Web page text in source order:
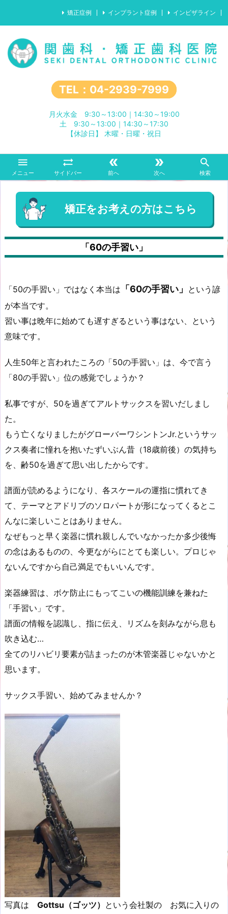
TEL：04-2939-7999
月火水金 9:30～13:00｜14:30～19:00
土 9:30～13:00｜14:30～17:30
【休診日】 木曜・日曜・祝日

メニュー

サイドバー

前へ

次へ

検索
矯正症例 インプラント症例 インビザライン
矯正をお考えの方はこちら
「60の手習い」
「50の手習い」ではなく本当は 「60の手習い」 という諺
が本当です。
習い事は晩年に始めても遅すぎるという事はない、という
意味です。
人生50年と言われたころの「50の手習い」は、今で言う
「80の手習い」位の感覚でしょうか？
私事ですが、50を過ぎてアルトサックスを習いだしまし
た。
もう亡くなりましたがグローバーワシントンJr.というサッ
クス奏者に憧れを抱いたずいぶん昔（18歳前後）の気持ち
を、齢50を過ぎて思い出したからです。
譜面が読めるようになり、各スケールの運指に慣れてき
て、テーマとアドリブのソロパートが形になってくるとこ
んなに楽しいことはありません。
なぜもっと早く楽器に慣れ親しんでいなかったか多少後悔
の念はあるものの、今更ながらにとても楽しい。プロじゃ
ないんですから自己満足でもいいんです。
楽器練習は、ボケ防止にもってこいの機能訓練を兼ねた
「手習い」です。
譜面の情報を認識し、指に伝え、リズムを刻みながら息も
吹き込む…
全てのリハビリ要素が詰まったのが木管楽器じゃないかと
思います。
サックス手習い、始めてみませんか？
写真は Gottsu（ゴッツ） という会社製の お気に入りの